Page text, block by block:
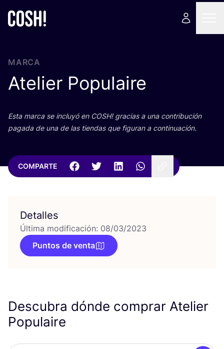
MARCA
Atelier Populaire
Esta mar­ca se inclu­yó en COSH! gra­cias a una con­tri­bu­ción
paga­da de una de las tien­das que figu­ran a continuación.
COMPARTE
Detalles
Última modificación: 08/03/2023
Puntos de venta
Descubra dónde comprar Atelier
Populaire